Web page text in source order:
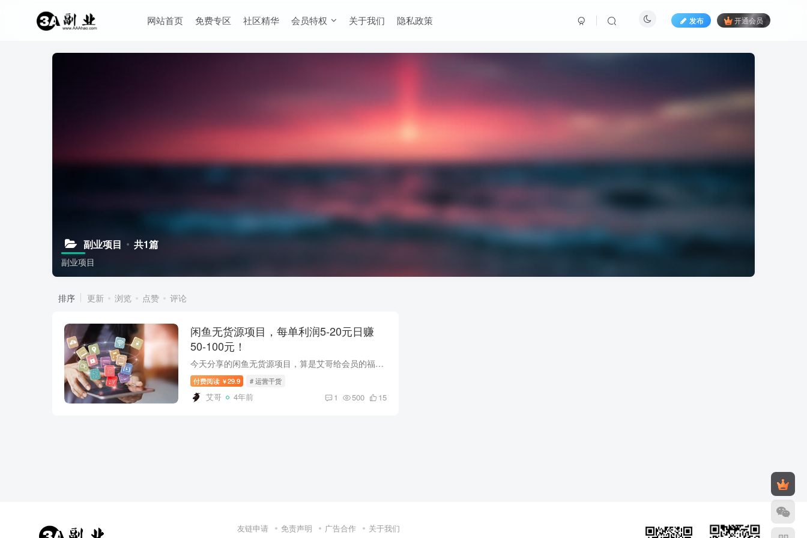
网站首页 免费专区 社区精华 会员特权 关于我们 隐私政策 发布 开通会员
副业项目 共1篇
副业项目
排序 更新 浏览 点赞 评论
闲鱼无货源项目，每单利润5-20元日赚
50-100元！
今天分享的闲鱼无货源项目，算是艾哥给会员的福利。 首先这个项目不需要任何成本，也不会占用你太多时间，只需要把手机带在身上，及时回复客户咨询就行。 测试每单利润5-20元，货源无需成本，每...
付费阅读 ￥29.9 # 运营干货
艾哥 4年前 1 500 15
友链申请 免责声明 广告合作 关于我们